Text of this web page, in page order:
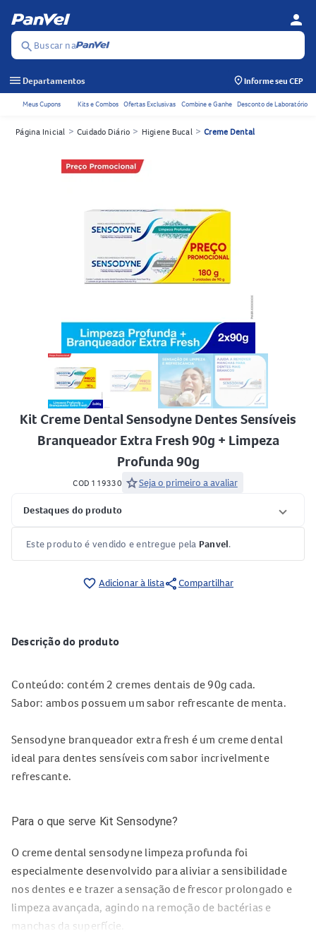
search Buscar na
person
menu Departamentos Informe seu CEP
Acessos rápidos do cabeçalho
Meus Cupons Kits e Combos Ofertas Exclusivas Combine e Ganhe Desconto de Laboratório
Página Inicial > Cuidado Diário > Higiene Bucal > Creme Dental
Kit Creme Dental Sensodyne Dentes Sensíveis
Branqueador Extra Fresh 90g + Limpeza
Profunda 90g
COD 119330 starSeja o primeiro a avaliar
Destaques do produto
Este produto é vendido e entregue pela Panvel.
favorite_border Adicionar à listashareCompartilhar
Descrição do produto
Conteúdo: contém 2 cremes dentais de 90g cada.
Sabor: ambos possuem um sabor refrescante de menta.
Sensodyne branqueador extra fresh é um creme dental
ideal para dentes sensíveis com sabor incrivelmente
refrescante.
Para o que serve Kit Sensodyne?
O creme dental sensodyne limpeza profunda foi
especialmente desenvolvido para aliviar a sensibilidade
nos dentes e e trazer a sensação de frescor prolongado e
limpeza avançada, agindo na remoção de bactérias e
manchas da superfície.